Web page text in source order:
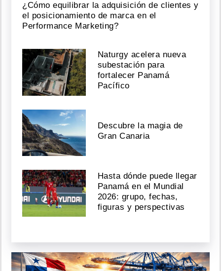
¿Cómo equilibrar la adquisición de clientes y
el posicionamiento de marca en el
Performance Marketing?
Naturgy acelera nueva
subestación para
fortalecer Panamá
Pacífico
Descubre la magia de
Gran Canaria
Hasta dónde puede llegar
Panamá en el Mundial
2026: grupo, fechas,
figuras y perspectivas